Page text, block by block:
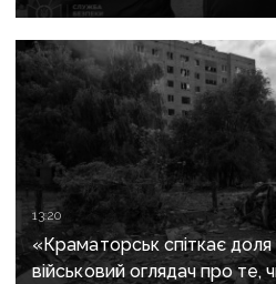
років
13:20
«Краматорськ спіткає доля
військовий оглядач про те,